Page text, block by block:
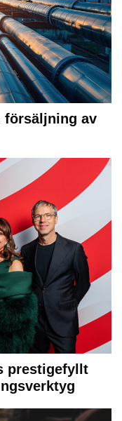
försäljning av
prestigefyllt